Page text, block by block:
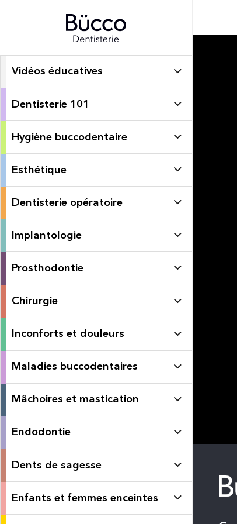
Vidéos éducatives
Dentisterie 101
Hygiène buccodentaire
Esthétique
Dentisterie opératoire
Implantologie
Prosthodontie
Chirurgie
Inconforts et douleurs
Maladies buccodentaires
Mâchoires et mastication
Endodontie
Dents de sagesse
Enfants et femmes enceintes